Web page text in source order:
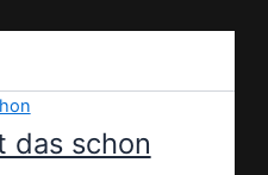
das schon